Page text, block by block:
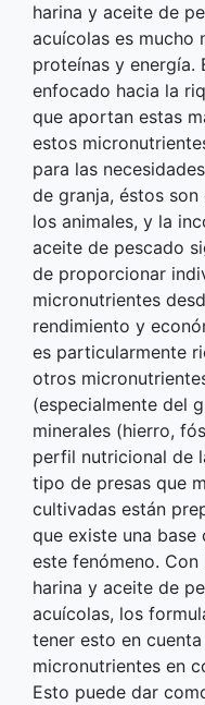
harina y aceite de
acuícolas es mucho
proteínas y energía.
enfocado hacia la
que aportan estas
estos
para las
de granja, éstos
los animales, y la
aceite de pescado
de proporcionar
micronutrientes
rendimiento y
es particularmente
otros
(especialmente del
minerales (hierro,
perfil nutricional de
tipo de presas que
cultivadas están
que existe una
este fenómeno.
harina y aceite de
acuícolas, los
tener esto en
micronutrientes en
Esto puede dar